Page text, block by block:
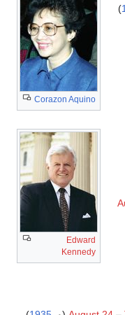
Corazon Aquino
Edward
Kennedy
)